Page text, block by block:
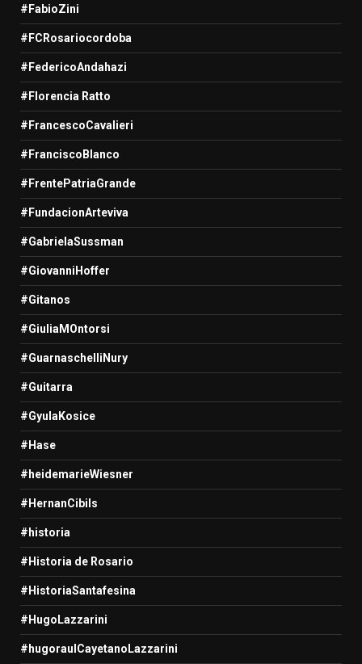
#FabioZini
#FCRosariocordoba
#FedericoAndahazi
#Florencia Ratto
#FrancescoCavalieri
#FranciscoBlanco
#FrentePatriaGrande
#FundacionArteviva
#GabrielaSussman
#GiovanniHoffer
#Gitanos
#GiuliaMOntorsi
#GuarnaschelliNury
#Guitarra
#GyulaKosice
#Hase
#heidemarieWiesner
#HernanCibils
#historia
#Historia de Rosario
#HistoriaSantafesina
#HugoLazzarini
#hugoraulCayetanoLazzarini